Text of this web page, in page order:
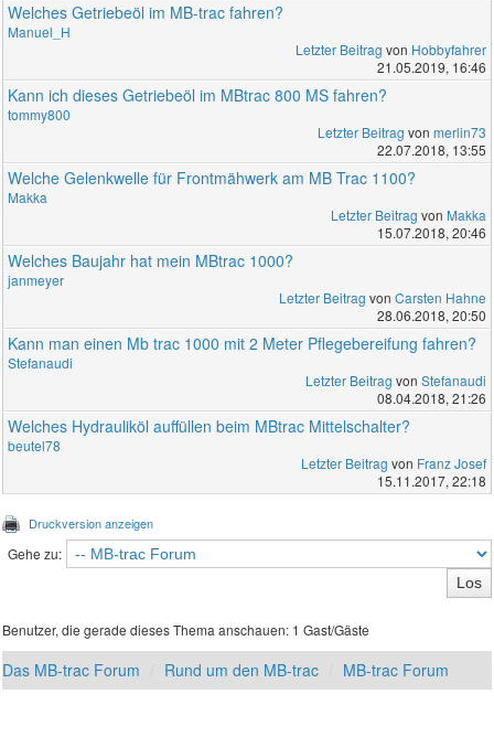
Welches Getriebeöl im MB-trac fahren?
Manuel_H
Letzter Beitrag von Hobbyfahrer
21.05.2019, 16:46
Kann ich dieses Getriebeöl im MBtrac 800 MS fahren?
tommy800
Letzter Beitrag von merlin73
22.07.2018, 13:55
Welche Gelenkwelle für Frontmähwerk am MB Trac 1100?
Makka
Letzter Beitrag von Makka
15.07.2018, 20:46
Welches Baujahr hat mein MBtrac 1000?
janmeyer
Letzter Beitrag von Carsten Hahne
28.06.2018, 20:50
Kann man einen Mb trac 1000 mit 2 Meter Pflegebereifung fahren?
Stefanaudi
Letzter Beitrag von Stefanaudi
08.04.2018, 21:26
Welches Hydrauliköl auffüllen beim MBtrac Mittelschalter?
beutel78
Letzter Beitrag von Franz Josef
15.11.2017, 22:18
Druckversion anzeigen
Gehe zu:
Benutzer, die gerade dieses Thema anschauen: 1 Gast/Gäste
Das MB-trac Forum Rund um den MB-trac MB-trac Forum